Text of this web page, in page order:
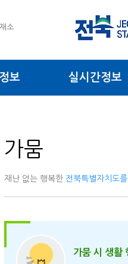
소
보 실시간정보
가뭄
재난 없는 행복한 전북특별자치도
가뭄 시 생활